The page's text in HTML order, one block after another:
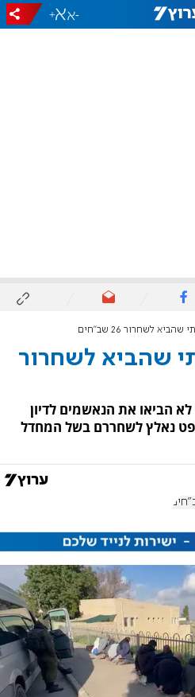
-
+
לשחרור 26 שב"חים
שהביא לשחרור
הביאו את הנאשמים לדיון
נאלץ לשחררם בשל המחדל